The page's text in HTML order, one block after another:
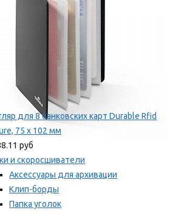
для 8 банковских карт Durable Rfid
75 х 102 мм
руб
и скоросшиватели
Аксессуары для архивации
Клип-борды
Папка уголок